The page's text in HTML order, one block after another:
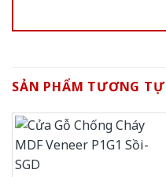
SẢN PHẨM TƯƠNG TỰ